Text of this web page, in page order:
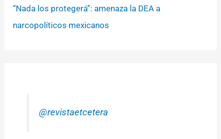
“Nada los protegerá”: amenaza la DEA a
narcopolíticos mexicanos
@revistaetcetera